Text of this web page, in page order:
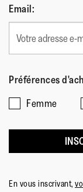
Email:
Préférences
Femme
En vous inscrivant,